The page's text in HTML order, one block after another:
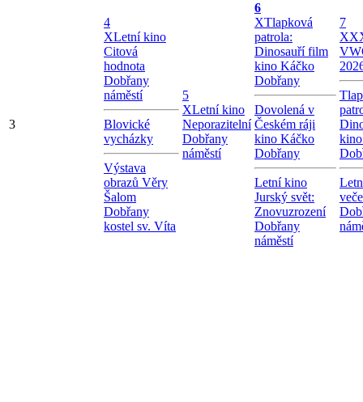
3
4
XLetní kino
Citová
hodnota
Dobřany
náměstí
Blovické
vycházky
Výstava
obrazů Věry
Šalom
Dobřany
kostel sv. Víta
5
XLetní kino
Neporazitelní
Dobřany
náměstí
6
XTlapková
patrola:
Dinosauří film
kino Káčko
Dobřany
Dovolená v
Českém ráji
kino Káčko
Dobřany
Letní kino
Jurský svět:
Znovuzrození
Dobřany
náměstí
7
X